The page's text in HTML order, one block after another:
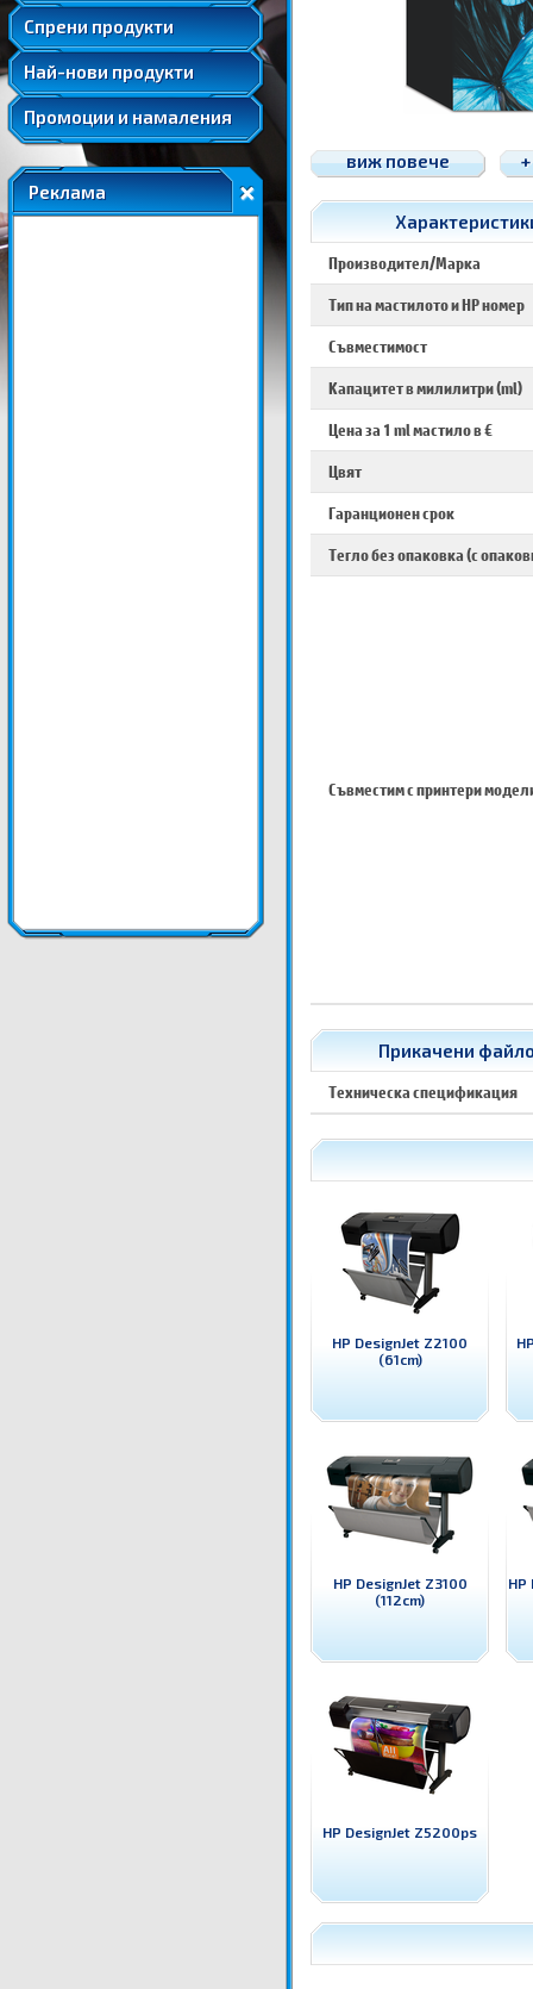
Спрени продукти
Удължени и допълнителни гаранции
Най-нови продукти
Промоции и намаления
Реклама
виж повече
Производител/Марка
Тип на мастилото и HP номер
Съвместимост
Капацитет в милилитри (ml)
Цена за 1 ml мастило в €
Цвят
Гаранционен срок
Тегло без опаковка (с
Съвместим с принтери
Прикачени
Техническа спецификация
HP DesignJet Z2100
(61cm)
HP DesignJet Z3100
(112cm)
HP
HP DesignJet Z5200ps